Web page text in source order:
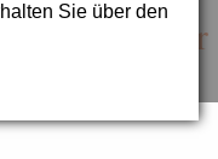
Sie über dender